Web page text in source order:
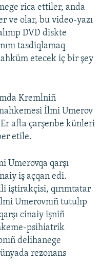
rica ettiler, anda
ve olar, bu video-yazı
DVD diskte
tasdiqlamaq
etecek iç bir şey
Kremlniñ
İlmi Umerov
afta çarşenbe künleri
etile.
Umerovqa qarşı
iş açqan edi.
iştirakçisi, qırımtatar
Umerovnıñ tutulıp
cinaiy işniñ
psihiatrik
delihanege
rezonans